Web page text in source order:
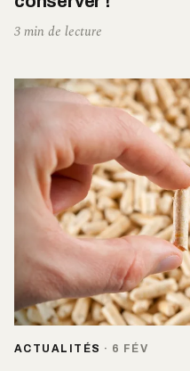
3 min de lecture
ACTUALITÉS · 6 FÉV